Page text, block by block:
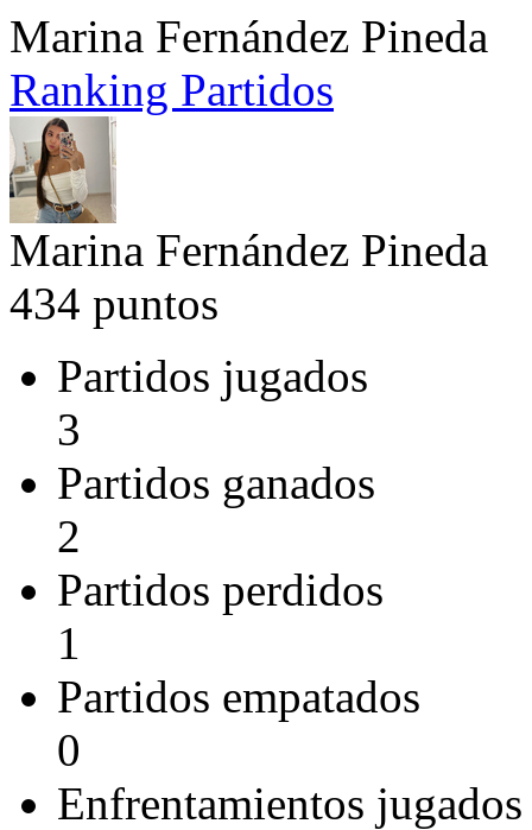
Marina Fernández Pineda
Ranking Partidos
Marina Fernández Pineda
434 puntos
Partidos jugados
3
Partidos ganados
2
Partidos perdidos
1
Partidos empatados
0
Enfrentamientos jugados